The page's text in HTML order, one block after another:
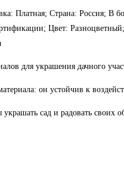
Платная; Страна: Россия;
Цвет:
для украшения дачного
он устойчив к
сад и радовать своих